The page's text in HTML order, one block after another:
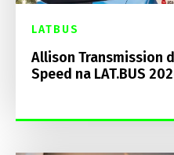
LATBUS
Allison Transmission
Speed na LAT.BUS